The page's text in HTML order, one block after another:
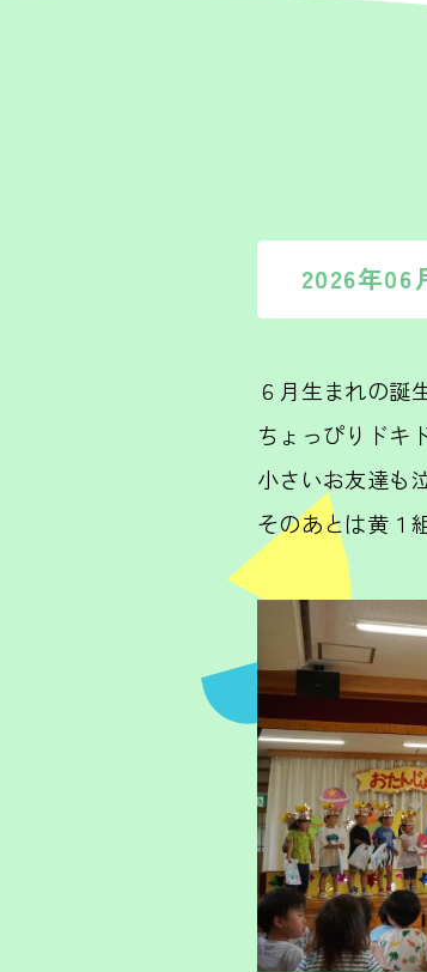
2026年
６月生まれの誕
ちょっぴりドキ
小さいお友達も
そのあとは黄１